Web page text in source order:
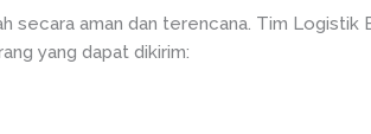
secara aman dan terencana. Tim
yang dapat dikirim: